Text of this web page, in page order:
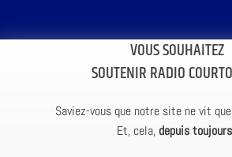
VOUS SOUHAITEZ
SOUTENIR RADIO
Saviez-vous que notre site ne vit
Et, cela, depuis